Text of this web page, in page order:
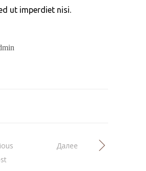
ut imperdiet nisi.
Далее